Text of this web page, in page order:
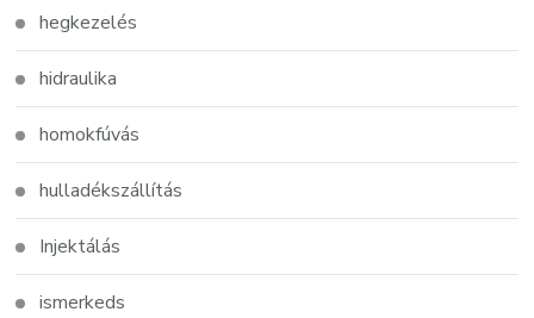
hegkezelés
hidraulika
homokfúvás
hulladékszállítás
Injektálás
ismerkeds